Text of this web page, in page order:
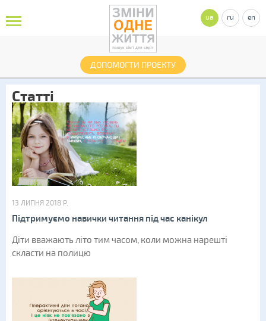
ДОПОМОГТИ ПРОЕКТУ
ua ru en
Статті
13 ЛИПНЯ 2018 Р.
Підтримуємо навички читання під час канікул
Діти вважають літо тим часом, коли можна нарешті
скласти на полицю